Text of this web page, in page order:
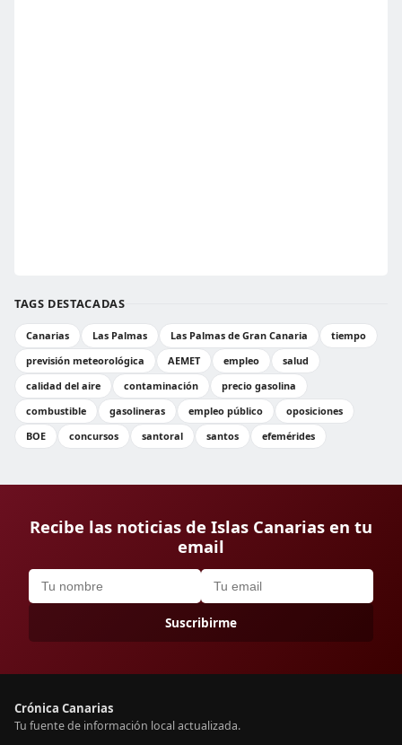
TAGS DESTACADAS
Canarias Las Palmas Las Palmas de Gran Canaria
tiempo
previsión meteorológica
AEMET empleo
salud
calidad del aire
contaminación
precio gasolina
combustible
gasolineras empleo público
oposiciones
BOE
concursos santoral santos efemérides
Recibe las noticias de Islas Canarias en tu
email
Suscribirme
Crónica Canarias
Tu fuente de información local actualizada.